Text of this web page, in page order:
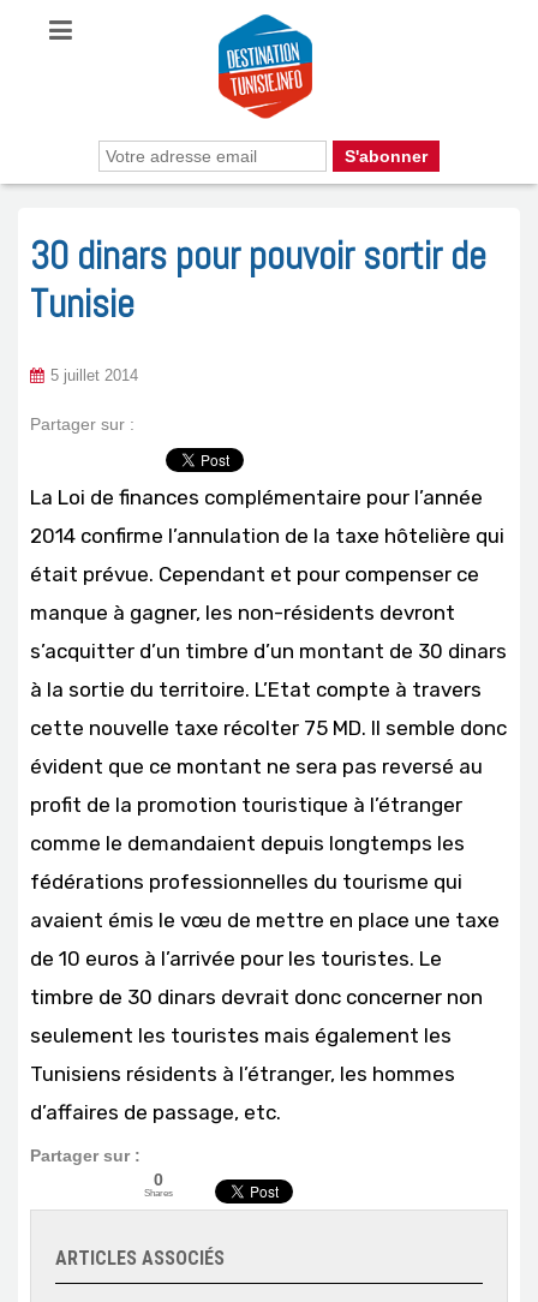
30 dinars pour pouvoir sortir de
Tunisie
5 juillet 2014
Partager sur :
La Loi de finances complémentaire pour l’année
2014 confirme l’annulation de la taxe hôtelière qui
était prévue. Cependant et pour compenser ce
manque à gagner, les non-résidents devront
s’acquitter d’un timbre d’un montant de 30 dinars
à la sortie du territoire. L’Etat compte à travers
cette nouvelle taxe récolter 75 MD. Il semble donc
évident que ce montant ne sera pas reversé au
profit de la promotion touristique à l’étranger
comme le demandaient depuis longtemps les
fédérations professionnelles du tourisme qui
avaient émis le vœu de mettre en place une taxe
de 10 euros à l’arrivée pour les touristes. Le
timbre de 30 dinars devrait donc concerner non
seulement les touristes mais également les
Tunisiens résidents à l’étranger, les hommes
d’affaires de passage, etc.
Partager sur :
0
Shares
ARTICLES ASSOCIÉS